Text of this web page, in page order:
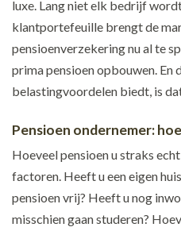
luxe. Lang niet elk bedrijf
klantportefeuille brengt de
pensioenverzekering nu al te
prima pensioen opbouwen. En
belastingvoordelen biedt, is
Pensioen ondernemer:
Hoeveel pensioen u straks
factoren. Heeft u een eigen
pensioen vrij? Heeft u nog
misschien gaan studeren?